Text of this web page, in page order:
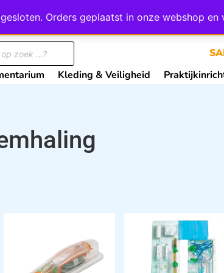
Orders geplaatst in onze webshop
Kleding & Veiligheid